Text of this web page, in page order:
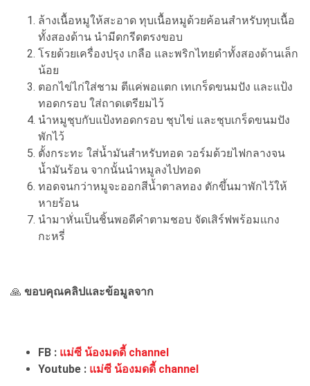
ล้างเนื้อหมูให้สะอาด ทุบเนื้อหมูด้วยค้อนสำหรับทุบเนื้อ
ทั้งสองด้าน นำมีดกรีดตรงขอบ
โรยด้วยเครื่องปรุง เกลือ และพริกไทยดำทั้งสองด้านเล็ก
น้อย
ตอกไข่ไก่ใส่ชาม ตีแค่พอแตก เทเกร็ดขนมปัง และแป้ง
ทอดกรอบ ใส่ถาดเตรียมไว้
นำหมูชุบกับแป้งทอดกรอบ ชุบไข่ และชุบเกร็ดขนมปัง
พักไว้
ตั้งกระทะ ใส่น้ำมันสำหรับทอด วอร์มด้วยไฟกลางจน
น้ำมันร้อน จากนั้นนำหมูลงไปทอด
ทอดจนกว่าหมูจะออกสีน้ำตาลทอง ตักขึ้นมาพักไว้ให้
หายร้อน
นำมาหั่นเป็นชิ้นพอดีคำตามชอบ จัดเสิร์ฟพร้อมแกง
กะหรี่
🙏 ขอบคุณคลิปและข้อมูลจาก
FB : แม่ซี น้องมดดี้ channel
Youtube : แม่ซี น้องมดดี้ channel